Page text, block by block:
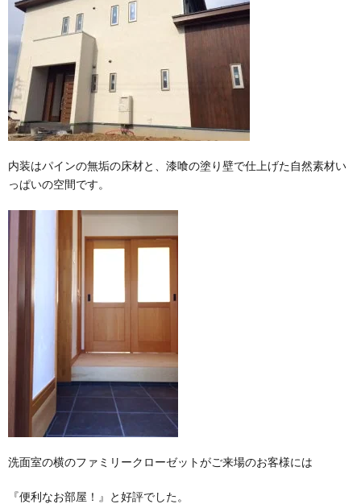
内装はパインの無垢の床材と、漆喰の塗り壁で仕上げた自然素材い
っぱいの空間です。
洗面室の横のファミリークローゼットがご来場のお客様には
『便利なお部屋！』と好評でした。